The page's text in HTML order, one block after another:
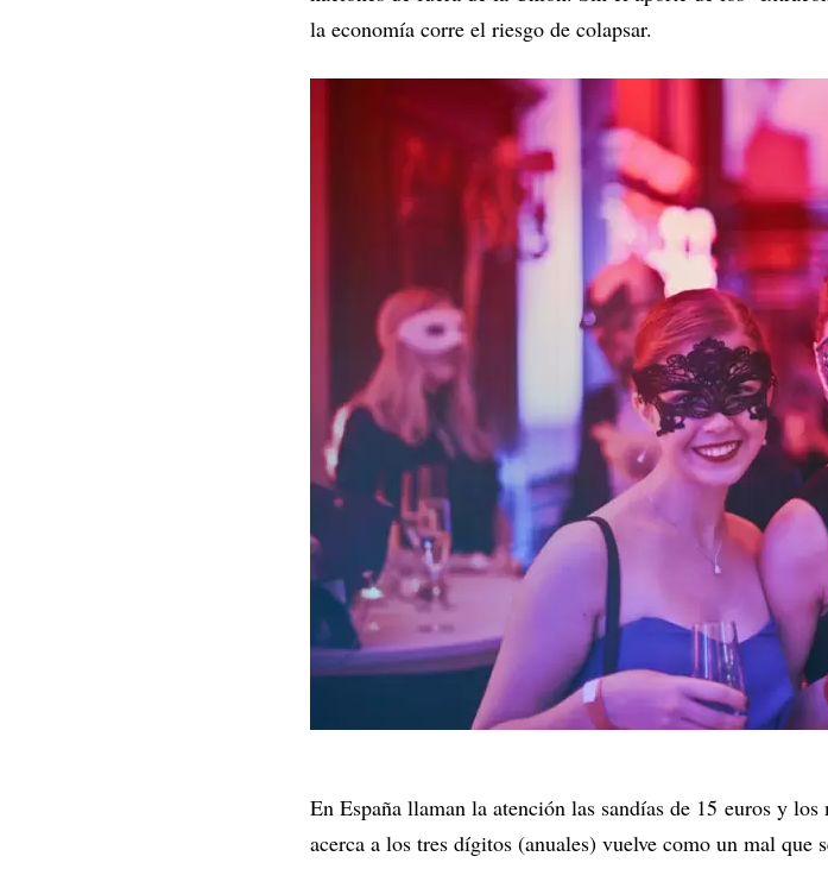
la economía corre el riesgo de colapsar.
En España llaman la atención las sandías de 15 euros y
acerca a los tres dígitos (anuales) vuelve como un mal